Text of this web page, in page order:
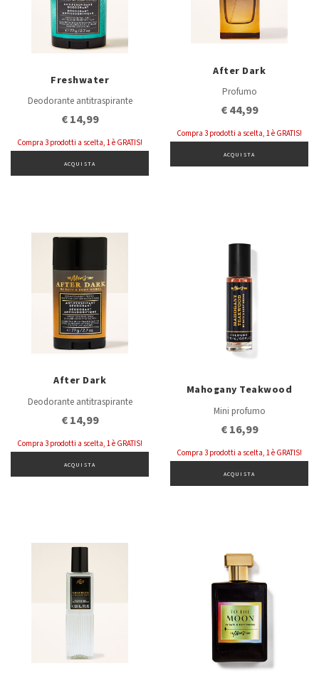
Freshwater
Deodorante antitraspirante
€ 14,99
Compra 3 prodotti a scelta, 1 è GRATIS!
ACQUISTA
After Dark
Profumo
€ 44,99
Compra 3 prodotti a scelta, 1 è GRATIS!
ACQUISTA
After Dark
Deodorante antitraspirante
€ 14,99
Compra 3 prodotti a scelta, 1 è GRATIS!
ACQUISTA
Mahogany Teakwood
Mini profumo
€ 16,99
Compra 3 prodotti a scelta, 1 è GRATIS!
ACQUISTA